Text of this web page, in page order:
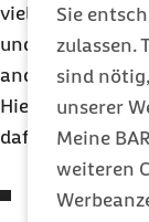
Sie
zulassen.
sind
unserer
Meine
weiteren
viel zu. Verteilen
und gönnen Sie
andere Pause.
Hier haben wir
dafür
Achten